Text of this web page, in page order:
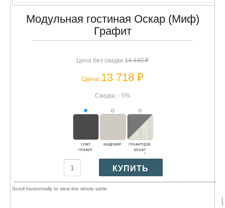
Модульная гостиная Оскар (Миф)
Графит
Цена без скидки 14 440 ₽
Цена 13 718 ₽
Скидка: - 5%
СОФТ
ГРАФИТ
КАШЕМИР
ГРАФИТ/ДУБ
КРАФТ